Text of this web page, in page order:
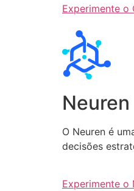
Experimente o
Neuren
O Neuren é
decisões
Experimente o